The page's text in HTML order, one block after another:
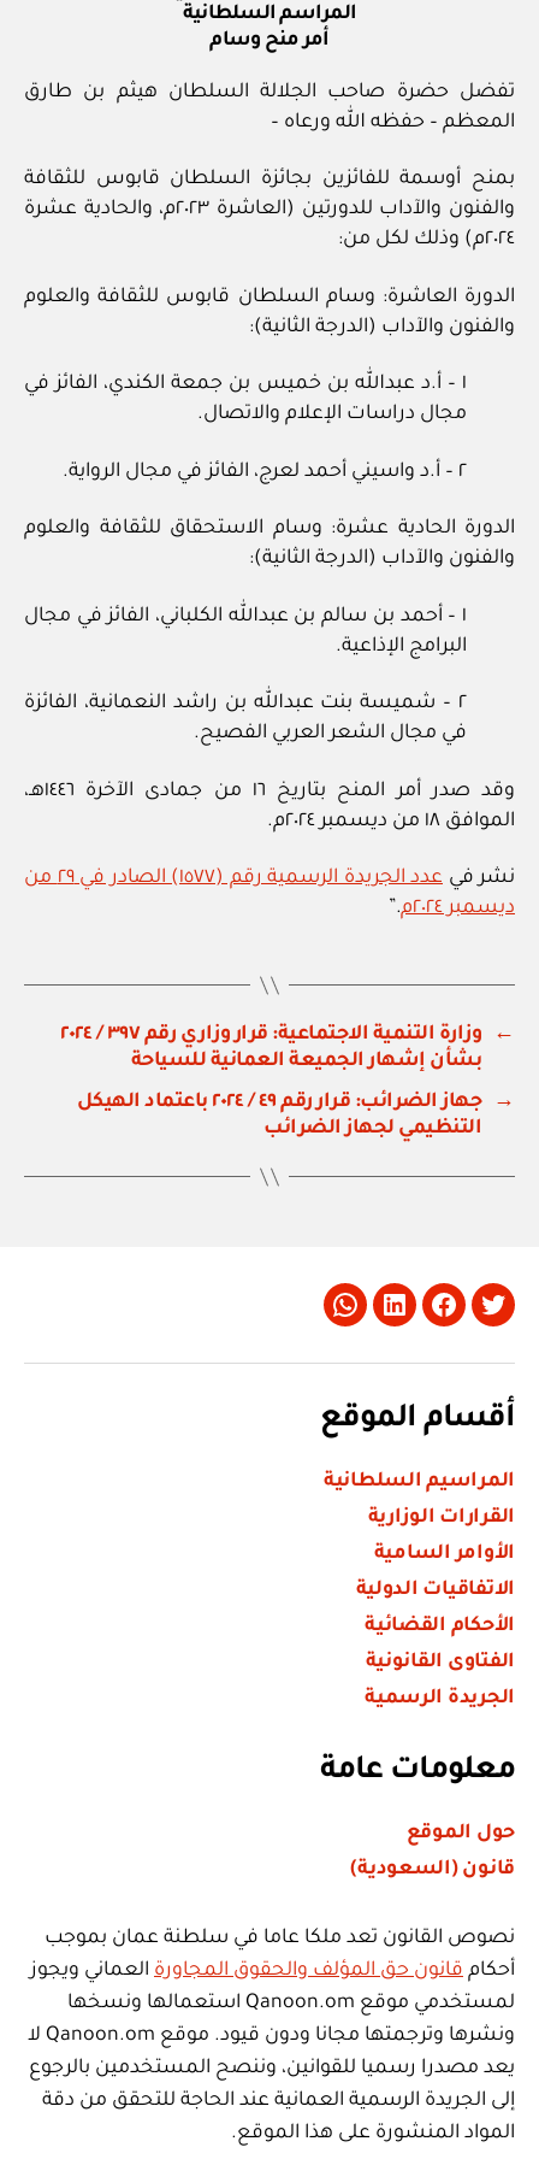
المراسم السلطانية
أمر منح وسام
تفضل حضرة صاحب الجلالة السلطان هيثم بن طارق
المعظم – حفظه الله ورعاه –
بمنح أوسمة للفائزين بجائزة السلطان قابوس للثقافة
والفنون والآداب للدورتين (العاشرة ٢٠٢٣م، والحادية عشرة
٢٠٢٤م) وذلك لكل من:
الدورة العاشرة: وسام السلطان قابوس للثقافة والعلوم
والفنون والآداب (الدرجة الثانية):
١ – أ.د عبدالله بن خميس بن جمعة الكندي، الفائز في
مجال دراسات الإعلام والاتصال.
٢ – أ.د واسيني أحمد لعرج، الفائز في مجال الرواية.
الدورة الحادية عشرة: وسام الاستحقاق للثقافة والعلوم
والفنون والآداب (الدرجة الثانية):
١ – أحمد بن سالم بن عبدالله الكلباني، الفائز في مجال
البرامج الإذاعية.
٢ – شميسة بنت عبدالله بن راشد النعمانية، الفائزة
في مجال الشعر العربي الفصيح.
وقد صدر أمر المنح بتاريخ ١٦ من جمادى الآخرة ١٤٤٦هـ،
الموافق ١٨ من ديسمبر ٢٠٢٤م.
نشر في
عدد الجريدة الرسمية رقم (١٥٧٧) الصادر في ٢٩ من
ديسمبر ٢٠٢٤م
.”
←
وزارة التنمية الاجتماعية: قرار وزاري رقم ٣٩٧ / ٢٠٢٤
بشأن إشهار الجميعة العمانية للسياحة
→
جهاز الضرائب: قرار رقم ٤٩ / ٢٠٢٤ باعتماد الهيكل
التنظيمي لجهاز الضرائب
Twitter
Facebook
LinkedIn
Whatsapp
أقسام الموقع
المراسيم السلطانية
القرارات الوزارية
الأوامر السامية
الاتفاقيات الدولية
الأحكام القضائية
الفتاوى القانونية
الجريدة الرسمية
معلومات عامة
حول الموقع
قانون (السعودية)
نصوص القانون تعد ملكا عاما في سلطنة عمان بموجب
أحكام قانون حق المؤلف والحقوق المجاورة العماني ويجوز
لمستخدمي موقع Qanoon.om استعمالها ونسخها
ونشرها وترجمتها مجانا ودون قيود. موقع Qanoon.om لا
يعد مصدرا رسميا للقوانين، وننصح المستخدمين بالرجوع
إلى الجريدة الرسمية العمانية عند الحاجة للتحقق من دقة
المواد المنشورة على هذا الموقع.